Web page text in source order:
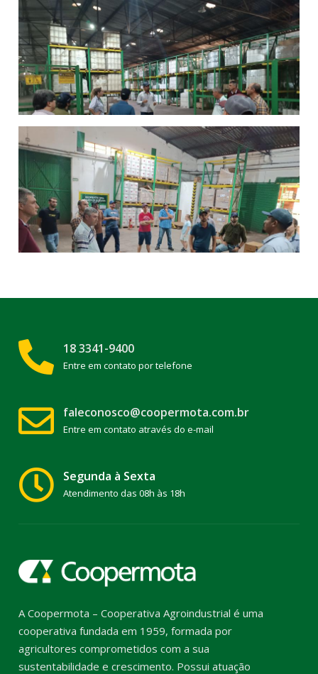
18 3341-9400
Entre em contato por telefone
faleconosco@coopermota.com.br
Entre em contato através do e-mail
Segunda à Sexta
Atendimento das 08h às 18h
A Coopermota – Cooperativa Agroindustrial é uma
cooperativa fundada em 1959, formada por
agricultores comprometidos com a sua
sustentabilidade e crescimento. Possui atuação